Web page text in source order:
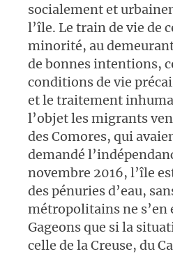
socialement et
l’île. Le train de vie de
minorité, au
de bonnes intentions,
conditions de vie
et le traitement
l’objet les migrants
des Comores, qui
demandé
novembre 2016, l’île
des pénuries d’eau,
métropolitains ne s’en
Gageons que si la
celle de la Creuse, du